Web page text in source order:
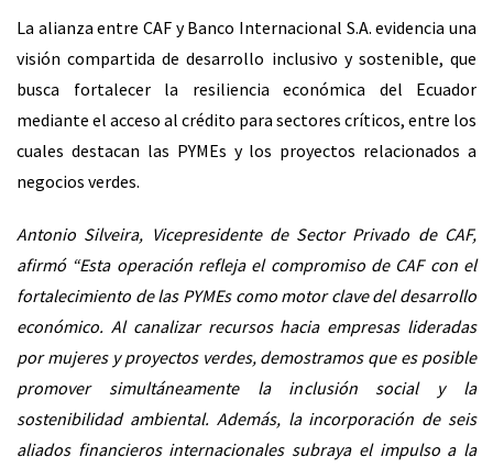
La alianza entre CAF y Banco Internacional S.A. evidencia una
visión compartida de desarrollo inclusivo y sostenible, que
busca fortalecer la resiliencia económica del Ecuador
mediante el acceso al crédito para sectores críticos, entre los
cuales destacan las PYMEs y los proyectos relacionados a
negocios verdes.
Antonio Silveira, Vicepresidente de Sector Privado de CAF,
afirmó “Esta operación refleja el compromiso de CAF con el
fortalecimiento de las PYMEs como motor clave del desarrollo
económico. Al canalizar recursos hacia empresas lideradas
por mujeres y proyectos verdes, demostramos que es posible
promover simultáneamente la inclusión social y la
sostenibilidad ambiental. Además, la incorporación de seis
aliados financieros internacionales subraya el impulso a la